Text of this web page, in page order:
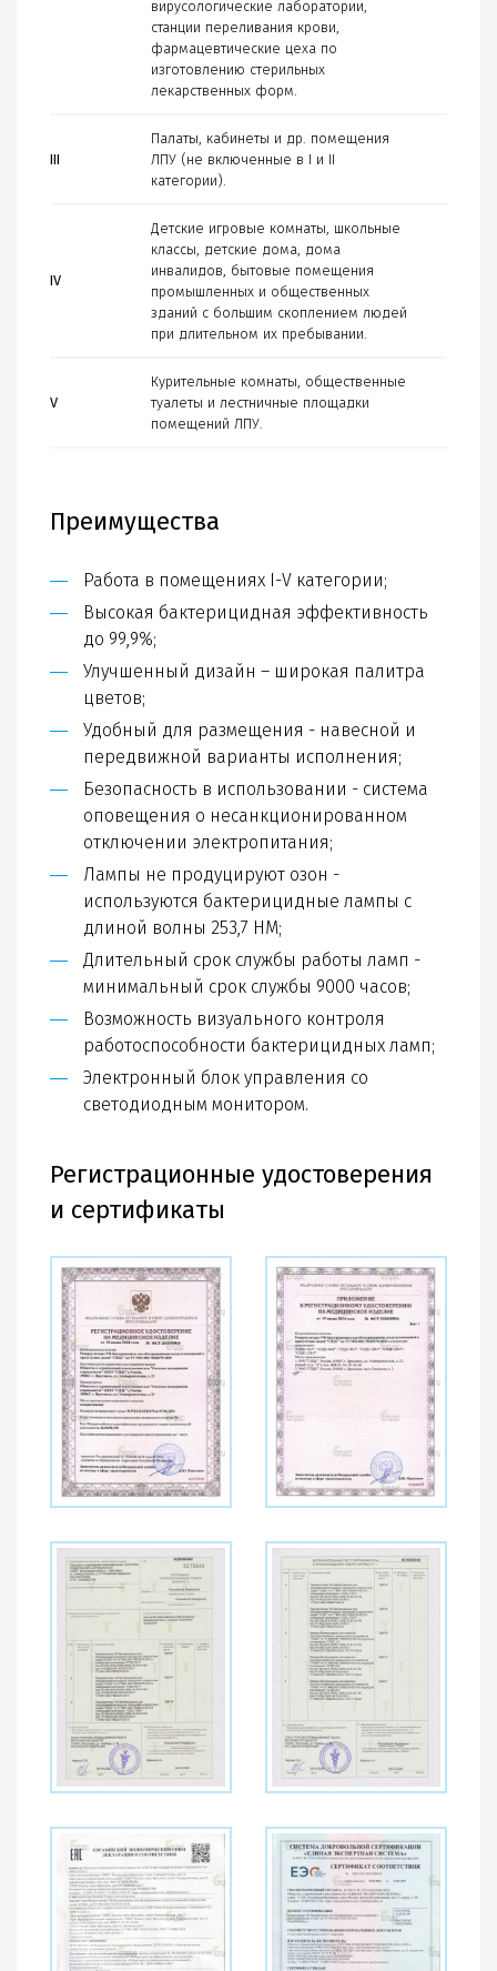
вирусологические лаборатории,
станции переливания крови,
фармацевтические цеха по
изготовлению стерильных
лекарственных форм.
III
Палаты, кабинеты и др. помещения
ЛПУ (не включенные в I и II
категории).
IV
Детские игровые комнаты, школьные
классы, детские дома, дома
инвалидов, бытовые помещения
промышленных и общественных
зданий с большим скоплением людей
при длительном их пребывании.
V
Курительные комнаты, общественные
туалеты и лестничные площадки
помещений ЛПУ.
Преимущества
Работа в помещениях I-V категории;
Высокая бактерицидная эффективность
до 99,9%;
Улучшенный дизайн – широкая палитра
цветов;
Удобный для размещения - навесной и
передвижной варианты исполнения;
Безопасность в использовании - система
оповещения о несанкционированном
отключении электропитания;
Лампы не продуцируют озон -
используются бактерицидные лампы с
длиной волны 253,7 HM;
Длительный срок службы работы ламп -
минимальный срок службы 9000 часов;
Возможность визуального контроля
работоспособности бактерицидных ламп;
Электронный блок управления со
светодиодным монитором.
Регистрационные удостоверения
и сертификаты